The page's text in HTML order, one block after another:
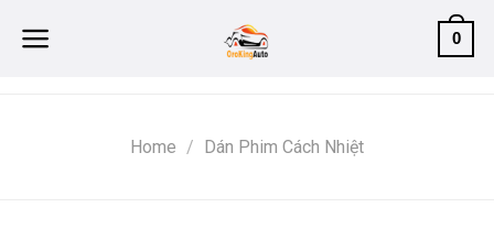
0
Home / Dán Phim Cách Nhiệt